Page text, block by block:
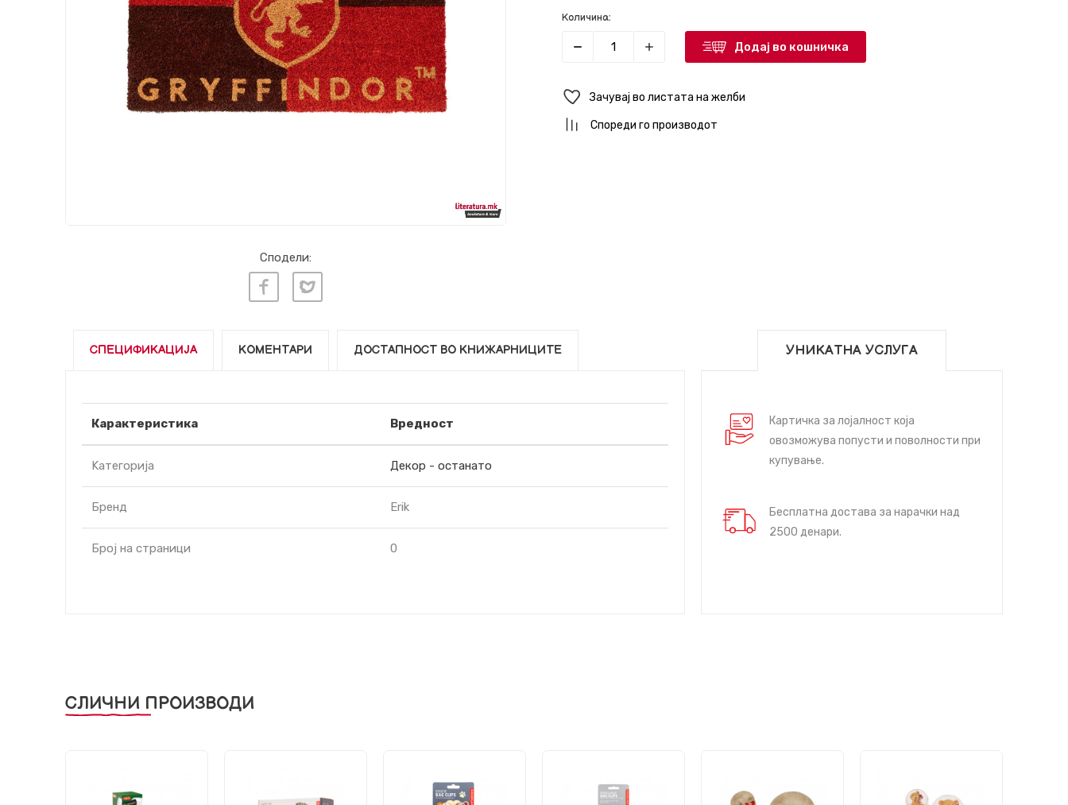
Сподели:
Количина:
Додај во кошничка
Зачувај во листата на желби
Спореди го производот
СПЕЦИФИКАЦИЈА КОМЕНТАРИ ДОСТАПНОСТ ВО КНИЖАРНИЦИТЕ
Карактеристика Вредност
Kатегорија Декор - останато
Бренд Erik
Број на страници 0
УНИКАТНА УСЛУГА
Картичка за лојалност која
овозможува попусти и поволности при
купување.
Бесплатна достава за нарачки над
2500 денари.
СЛИЧНИ ПРОИЗВОДИ